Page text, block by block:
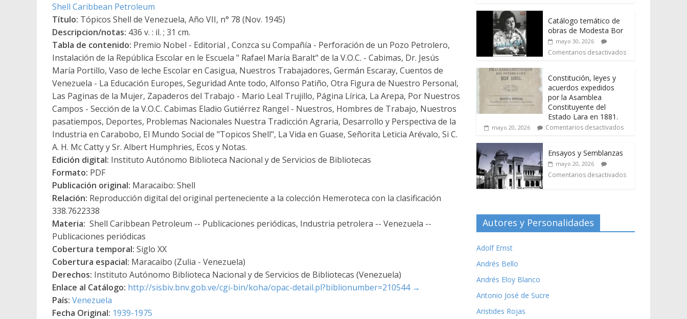
Shell Caribbean Petroleum
Título: Tópicos Shell de Venezuela, Año VII, n° 78 (Nov. 1945)
Descripcion/notas: 436 v. : il. ; 31 cm.
Tabla de contenido: Premio Nobel - Editorial , Conzca su Compañía - Perforación de un Pozo Petrolero,
Instalación de la República Escolar en le Escuela " Rafael María Baralt" de la V.O.C. - Cabimas, Dr. Jesús
María Portillo, Vaso de leche Escolar en Casigua, Nuestros Trabajadores, Germán Escaray, Cuentos de
Venezuela - La Educación Europes, Seguridad Ante todo, Alfonso Patiño, Otra Figura de Nuestro Personal,
Las Paginas de la Mujer, Zapaderos del Trabajo - Mario Leal Trujillo, Página Lírica, La Arepa, Por Nuestros
Campos - Sección de la V.O.C. Cabimas Eladio Gutiérrez Rangel - Nuestros, Hombres de Trabajo, Nuestros
pasatiempos, Deportes, Problemas Nacionales Nuestra Tradicción Agraria, Desarrollo y Perspectiva de la
Industria en Carabobo, El Mundo Social de "Topicos Shell", La Vida en Guase, Señorita Leticia Arévalo, Si C.
A. H. Mc Catty y Sr. Albert Humphries, Ecos y Notas.
Edición digital: Instituto Autónomo Biblioteca Nacional y de Servicios de Bibliotecas
Formato: PDF
Publicación original: Maracaibo: Shell
Relación: Reproducción digital del original perteneciente a la colección Hemeroteca con la clasificación
338.7622338
Materia: Shell Caribbean Petroleum -- Publicaciones periódicas, Industria petrolera -- Venezuela --
Publicaciones periódicas
Cobertura temporal: Siglo XX
Cobertura espacial: Maracaibo (Zulia - Venezuela)
Derechos: Instituto Autónomo Biblioteca Nacional y de Servicios de Bibliotecas (Venezuela)
Enlace al Catálogo: http://sisbiv.bnv.gob.ve/cgi-bin/koha/opac-detail.pl?biblionumber=210544 →
País: Venezuela
Fecha Original: 1939-1975
Catálogo temático de
obras de Modesta Bor
mayo 30, 2026
Comentarios desactivados
Constitución, leyes y
acuerdos expedidos
por la Asamblea
Constituyente del
Estado Lara en 1881.
mayo 20, 2026 Comentarios desactivados
Ensayos y Semblanzas
mayo 20, 2026
Comentarios desactivados
Autores y Personalidades
Adolf Ernst
Andrés Bello
Andrés Eloy Blanco
Antonio José de Sucre
Aristides Rojas